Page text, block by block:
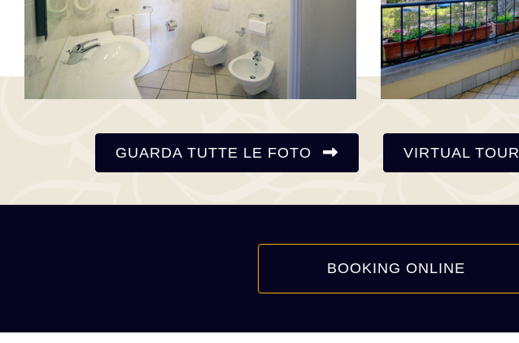
GUARDA TUTTE LE FOTO VIRTUAL TOUR
BOOKING ONLINE